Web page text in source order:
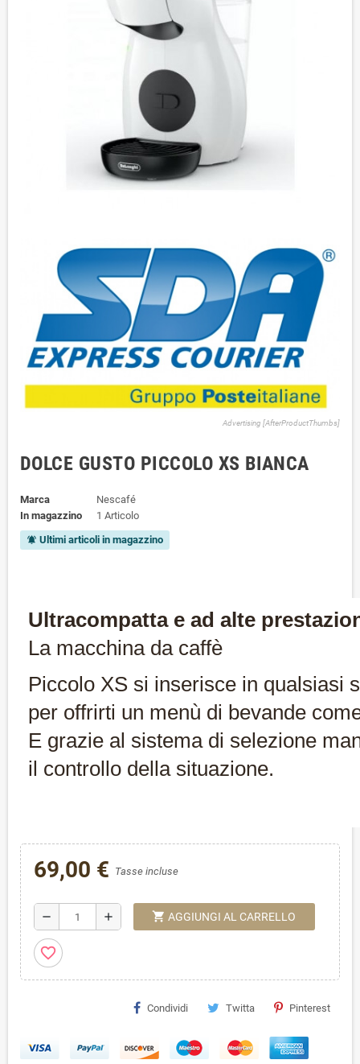
Advertising [AfterProductThumbs]
DOLCE GUSTO PICCOLO XS BIANCA
Marca
Nescafé
In magazzino
1 Articolo
notifications_active Ultimi articoli in magazzino
Ultracompatta e ad alte
La macchina da caffè
Piccolo XS si inserisce in qualsiasi
per offrirti un menù di bevande
E grazie al sistema di selezione
il controllo della situazione.
69,00 € Tasse incluse
remove add shopping_cart AGGIUNGI AL CARRELLO
favorite_border
Condividi Twitta Pinterest